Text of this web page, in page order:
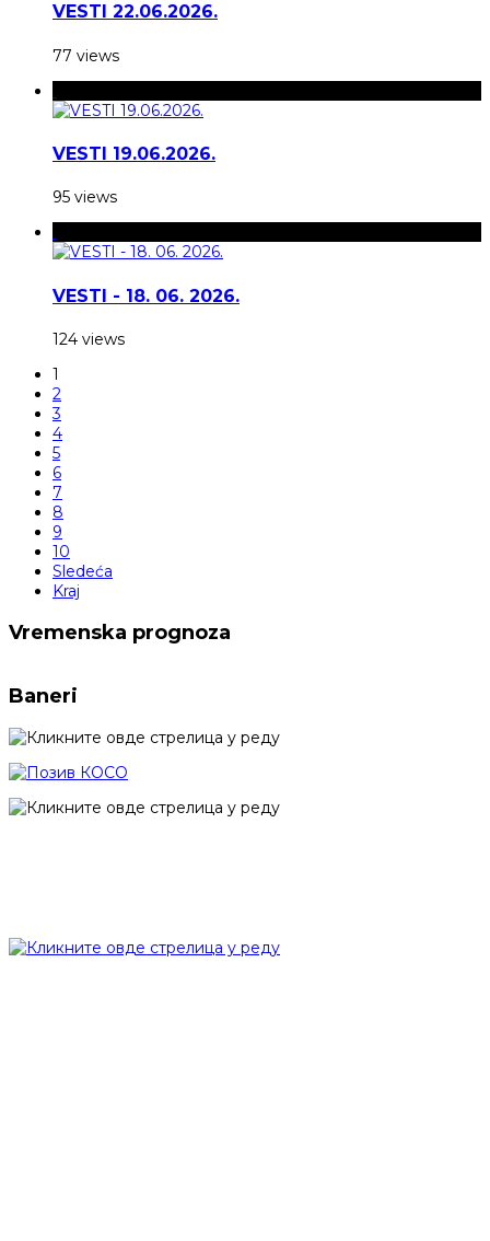
VESTI 22.06.2026.
77 views
VESTI 19.06.2026.
95 views
VESTI - 18. 06. 2026.
124 views
1
2
3
4
5
6
7
8
9
10
Sledeća
Kraj
Vremenska prognoza
Baneri